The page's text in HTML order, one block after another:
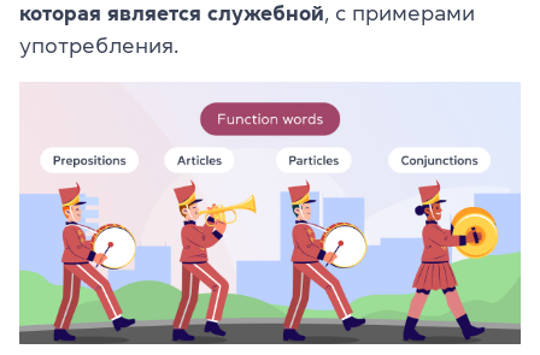
которая является служебной , с примерами
употребления.